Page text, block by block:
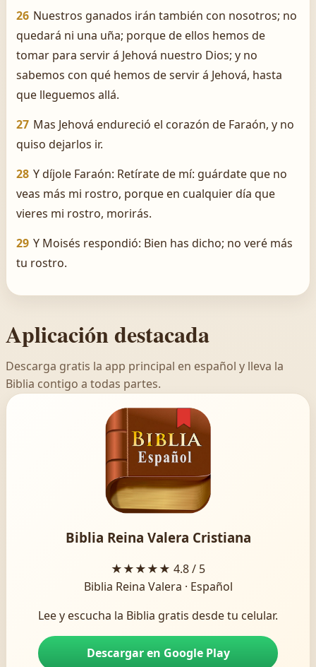
26 Nuestros ganados irán también con nosotros; no
quedará ni una uña; porque de ellos hemos de
tomar para servir á Jehová nuestro Dios; y no
sabemos con qué hemos de servir á Jehová, hasta
que lleguemos allá.
27 Mas Jehová endureció el corazón de Faraón, y no
quiso dejarlos ir.
28 Y díjole Faraón: Retírate de mí: guárdate que no
veas más mi rostro, porque en cualquier día que
vieres mi rostro, morirás.
29 Y Moisés respondió: Bien has dicho; no veré más
tu rostro.
Aplicación destacada
Descarga gratis la app principal en español y lleva la
Biblia contigo a todas partes.
Biblia Reina Valera Cristiana
★★★★★ 4.8 / 5
Biblia Reina Valera · Español
Lee y escucha la Biblia gratis desde tu celular.
Descargar en Google Play